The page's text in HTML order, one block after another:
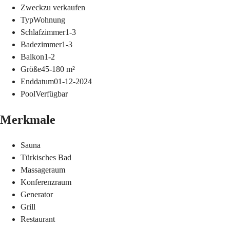
Zweckzu verkaufen
TypWohnung
Schlafzimmer1-3
Badezimmer1-3
Balkon1-2
Größe45-180 m²
Enddatum01-12-2024
PoolVerfügbar
Merkmale
Sauna
Türkisches Bad
Massageraum
Konferenzraum
Generator
Grill
Restaurant